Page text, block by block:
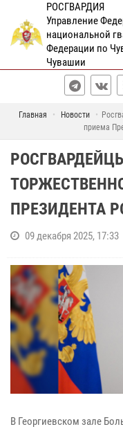
РОСГВАРДИЯ
Управление
национальной
Федерации по
Чувашии
Главная Новости
приема
ПРЕЗИДЕНТА
09 декабря 2025, 17:33
В Георгиевском зале